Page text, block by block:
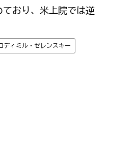
おり、米上院では逆
ディミル・ゼレンスキー